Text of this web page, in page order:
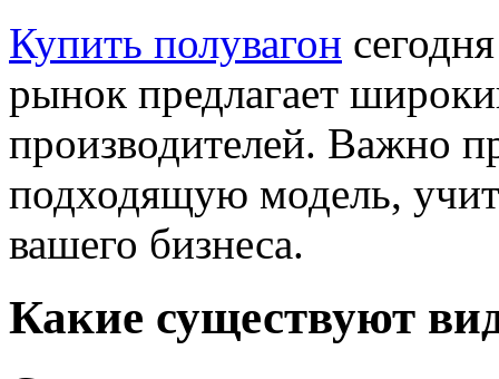
Купить полувагон
рынок предлагает
производителей. Важно
подходящую модель,
вашего бизнеса.
Какие существуют